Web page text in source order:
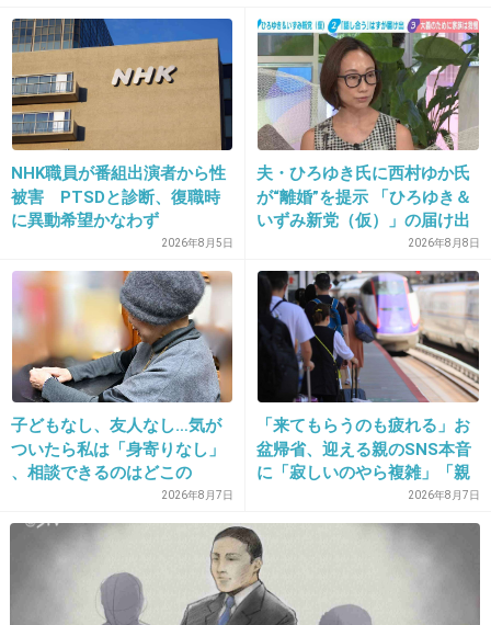
19. 匿名2026/06/03(水) 08:50:35
ライブに履いていっても靴擦れしない
奇跡のシリーズに出会ったのに
ここ数年新作がでない…。もうあえないのかなぁ（；◇；）
2026/06/03(水) 08:52:15
ワセリンべたべたに塗る
ワセリンがやっぱりすごい
+4 -2
21. 匿名 2026/06/03(水) 08:52:16
内反小趾（外反母趾の小指バージョン）なんだけど、内反
小趾とか外反母趾も靴擦れの原因なのかな？
NHK職員が番組出演者から性
被害 PTSDと診断、復職時
に異動希望かなわず
2026年8月5日
夫・ひろゆき氏に西村ゆか氏
が“離婚”を提示 「ひろゆき＆
いずみ新党（仮）」の届け出
を知らされず激怒「信頼関係
が保てない状態で夫婦を続け
るのは無理」
2026年8月8日
子どもなし、友人なし…気が
ついたら私は「身寄りなし」
、相談できるのはどこの
誰？ 「家族がいること」が
前提の世の中、でも孤立は誰
にでも起きる
2026年8月7日
「来てもらうのも疲れる」お
盆帰省、迎える親のSNS本音
に「寂しいのやら複雑」「親
孝行だと思っていたのに」
2026年8月7日